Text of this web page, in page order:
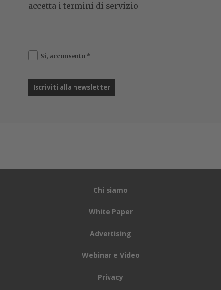
accetta i termini di servizio
Si, acconsento *
Chi siamo
White Paper
Advertising
Webinar e Video
Privacy